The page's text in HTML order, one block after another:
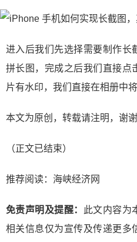
进入后我们先选择需要制作长
拼长图，完成之后我们直接点
片有水印，我们直接在相册中
本文为原创，转载请注明，谢谢
（正文已结束）
推荐阅读： 海峡经济网
免责声明及提醒：
此文内容为
相关信息仅为宣传及传递更多